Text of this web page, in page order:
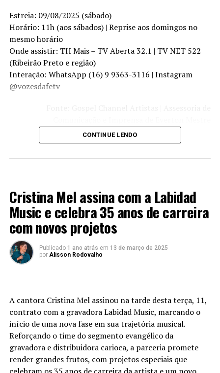
Estreia: 09/08/2025 (sábado)
Horário: 11h (aos sábados) | Reprise aos domingos no
mesmo horário
Onde assistir: TH Mais – TV Aberta 32.1 | TV NET 522
(Ribeirão Preto e região)
Interação: WhatsApp (16) 9 9363-3116 | Instagram
@vozesdafetv
CONTINUE LENDO
Cristina Mel assina com a Labidad
Music e celebra 35 anos de carreira
com novos projetos
Publicado 1 ano atrás em 13 de março de 2025
por Alisson Rodovalho
A cantora Cristina Mel assinou na tarde desta terça, 11,
contrato com a gravadora Labidad Music, marcando o
início de uma nova fase em sua trajetória musical.
Reforçando o time do segmento evangélico da
gravadora e distribuidora carioca, a parceria promete
render grandes frutos, com projetos especiais que